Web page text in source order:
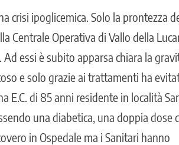
crisi ipoglicemica. Solo la prontezza
Centrale Operativa di Vallo della
essi è subito apparsa chiara la
e solo grazie ai trattamenti ha
E.C. di 85 anni residente in località
una diabetica, una doppia dose
in Ospedale ma i Sanitari hanno